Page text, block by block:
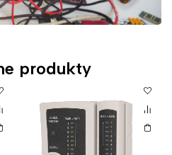
produkty